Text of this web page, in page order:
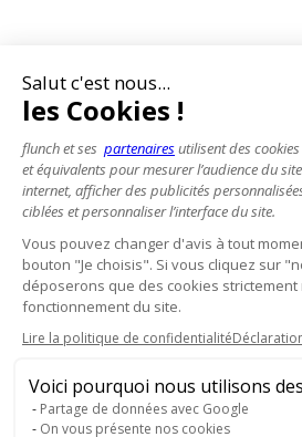
Salut c'est nous...
les Cookies !
flunch et ses partenairesutilisent des cookies
et équivalents pour mesurer l’audience du site
internet, afficher des publicités
ciblées et personnaliser l’interface du site.
Vous pouvez changer d'avis à tout
bouton "Je choisis". Si vous cliquez sur
déposerons que des cookies
fonctionnement du site.
Lire la politique de confidentialité
Voici pourquoi nous utilisons
Partage de données avec Google
On vous présente nos cookies